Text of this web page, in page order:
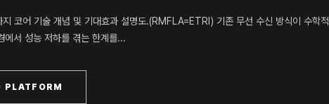
코어 기술 개념 및 기대효과 설명도.(RMFLA=ETRI) 기존 무선 수신 방식이 수학적
에서 성능 저하를 겪는 한계를...
PLATFORM